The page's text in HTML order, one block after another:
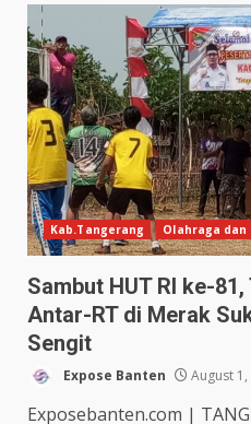
Kab.Tangerang Olahraga dan
Sambut HUT RI ke-
Antar-RT di Merak
Sengit
Expose Banten August
Exposebanten.com |